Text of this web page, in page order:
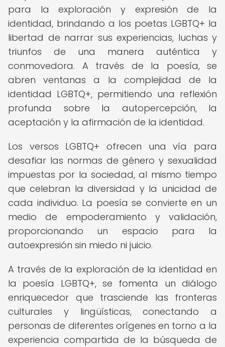
para la exploración y expresión de la
identidad, brindando a los poetas LGBTQ+ la
libertad de narrar sus experiencias, luchas y
triunfos de una manera auténtica y
conmovedora. A través de la poesía, se
abren ventanas a la complejidad de la
identidad LGBTQ+, permitiendo una reflexión
profunda sobre la autopercepción, la
aceptación y la afirmación de la identidad.
Los versos LGBTQ+ ofrecen una vía para
desafiar las normas de género y sexualidad
impuestas por la sociedad, al mismo tiempo
que celebran la diversidad y la unicidad de
cada individuo. La poesía se convierte en un
medio de empoderamiento y validación,
proporcionando un espacio para la
autoexpresión sin miedo ni juicio.
A través de la exploración de la identidad en
la poesía LGBTQ+, se fomenta un diálogo
enriquecedor que trasciende las fronteras
culturales y lingüísticas, conectando a
personas de diferentes orígenes en torno a la
experiencia compartida de la búsqueda de